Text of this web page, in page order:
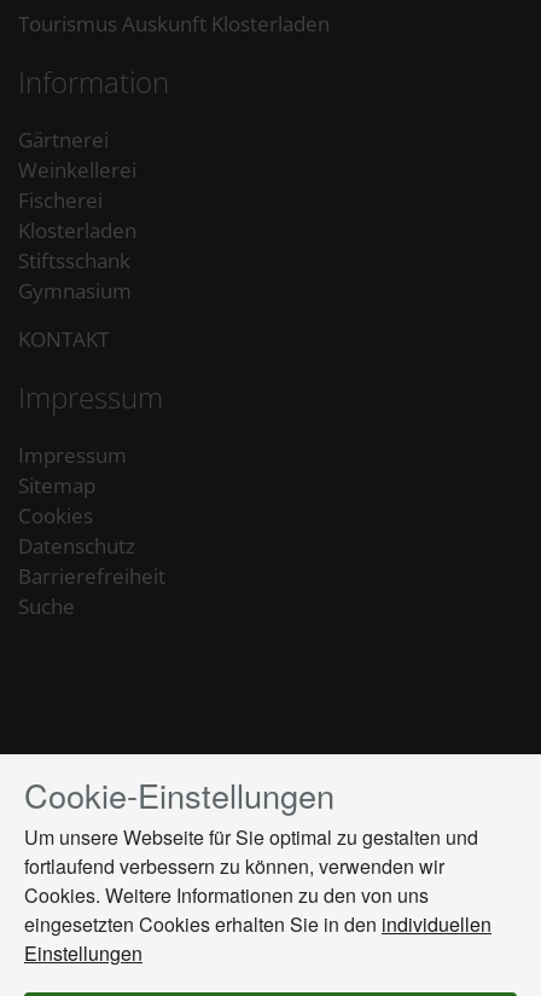
Tourismus Auskunft Klosterladen
Information
Gärtnerei
Weinkellerei
Fischerei
Klosterladen
Stiftsschank
Gymnasium
KONTAKT
Impressum
Impressum
Sitemap
Cookies
Datenschutz
Barrierefreiheit
Suche
Drücken
Sie
Tab,
um
durch
die
Optionen
Cookie-Einstellungen
Um unsere Webseite für Sie optimal zu gestalten und
fortlaufend verbessern zu können, verwenden wir
Cookies. Weitere Informationen zu den von uns
eingesetzten Cookies erhalten Sie in den individuellen
Einstellungen